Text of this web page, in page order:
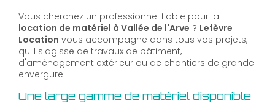
Vous cherchez un professionnel fiable pour la
location de matériel à Vallée de l'Arve ? Lefèvre
Location vous accompagne dans tous vos projets,
qu'il s'agisse de travaux de bâtiment,
d'aménagement extérieur ou de chantiers de grande
envergure.
Une large gamme de matériel disponible